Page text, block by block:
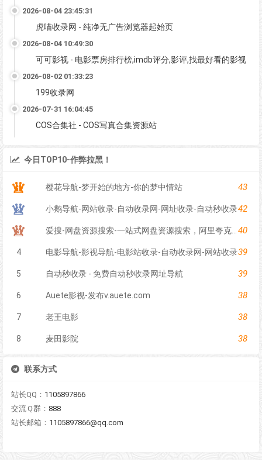
2026-08-04 23:45:31
虎喵收录网 - 纯净无广告浏览器起始页
2026-08-04 10:49:30
可可影视 - 电影票房排行榜,imdb评分,影评,找最好看的影视
2026-08-02 01:33:23
199收录网
2026-07-31 16:04:45
COS合集社 - COS写真合集资源站
今日TOP10-作弊拉黑！
樱花导航-梦开始的地方-你的梦中情站 43
小鹅导航-网站收录-自动收录网-网址收录-自动秒收录42
爱搜-网盘资源搜索-一站式网盘资源搜索，阿里夸克百度迅雷UC全聚合40
4 电影导航-影视导航-电影站收录-自动收录网-网站收录39
5 自动秒收录 - 免费自动秒收录网址导航 39
6 Auete影视-发布v.auete.com 38
7 老王电影 38
8 麦田影院 38
联系方式
站长QQ： 1105897866
交流Ｑ群： 888
站长邮箱： 1105897866@qq.com